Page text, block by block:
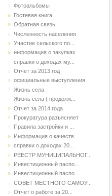
Фотоальбомы
Гостевая книга
Обратная связь
Численность населения
Участие сельского по...
информация о закупках
справки о доходах му...
Отчет за 2013 год
официальные выступления
Жизнь села
Жизнь села ( продолж...
Отчет за 2014 года
Прокуратура разъясняет
Правила застройки и ...
Информация о качеств...
справки о доходах 20...
РЕЕСТР МУНИЦИПАЛЬНОГ...
Инвестиционный паспо...
Инвестиционный паспо...
СОВЕТ МЕСТНОГО САМОУ...
Отчет о работе за 20...